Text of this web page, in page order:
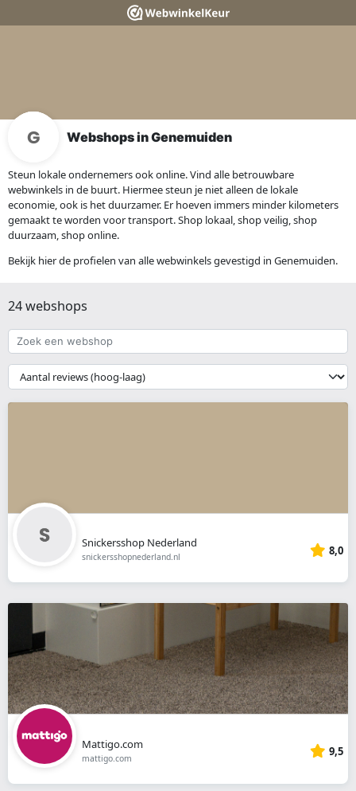
Webshops in Genemuiden
Steun lokale ondernemers ook online. Vind alle betrouwbare
webwinkels in de buurt. Hiermee steun je niet alleen de lokale
economie, ook is het duurzamer. Er hoeven immers minder kilometers
gemaakt te worden voor transport. Shop lokaal, shop veilig, shop
duurzaam, shop online.
Bekijk hier de profielen van alle webwinkels gevestigd in Genemuiden.
24 webshops
Zoek
een
webshop
{{
__('Sort')
}}
Snickersshop Nederland
snickersshopnederland.nl 8,0
Mattigo.com
mattigo.com 9,5